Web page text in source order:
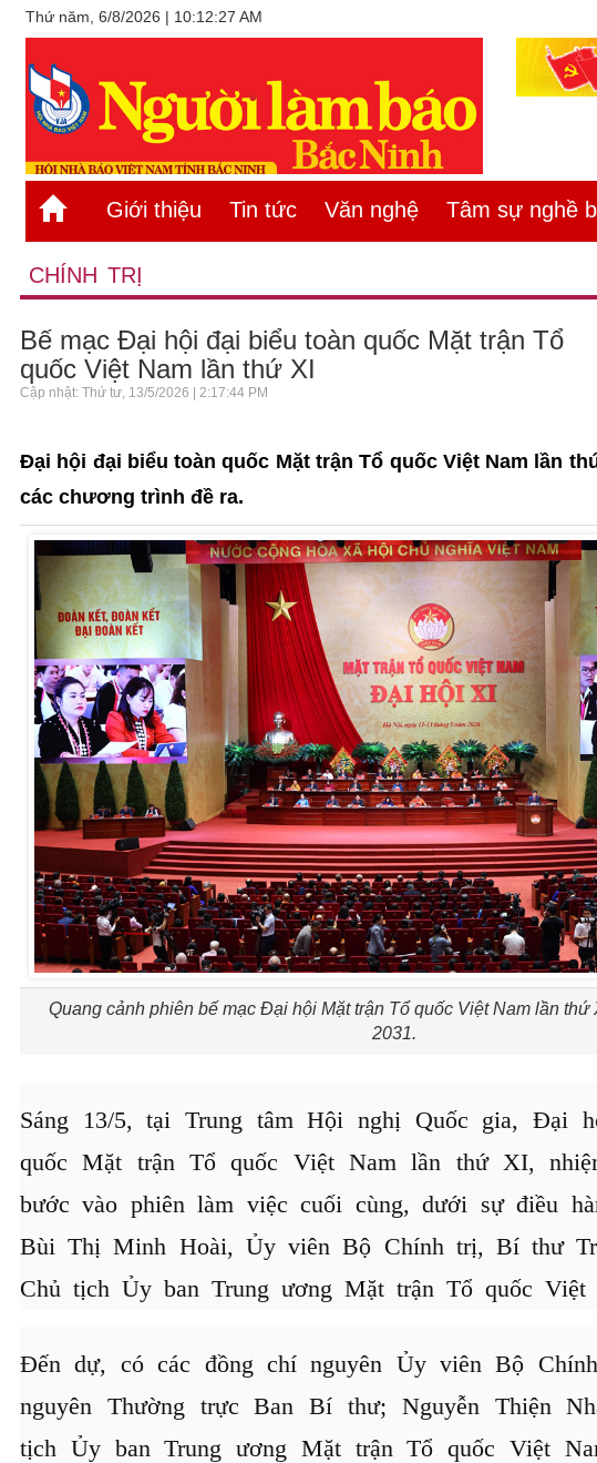
Thứ năm, 6/8/2026 | 10:12:27 AM
Giới thiệu Tin tức Văn nghệ Tâm sự nghề
CHÍNH TRỊ
Bế mạc Đại hội đại biểu toàn quốc Mặt trận Tổ
quốc Việt Nam lần thứ XI
Cập nhật: Thứ tư, 13/5/2026 | 2:17:44 PM
Đại hội đại biểu toàn quốc Mặt trận Tổ quốc Việt Nam lần
các chương trình đề ra.
Quang cảnh phiên bế mạc Đại hội Mặt trận Tổ quốc Việt Nam lần thứ
2031.
Sáng 13/5, tại Trung tâm Hội nghị Quốc gia, Đại
quốc Mặt trận Tổ quốc Việt Nam lần thứ XI,
bước vào phiên làm việc cuối cùng, dưới sự điều
Bùi Thị Minh Hoài, Ủy viên Bộ Chính trị, Bí thư
Chủ tịch Ủy ban Trung ương Mặt trận Tổ quốc Việt
Đến dự, có các đồng chí nguyên Ủy viên Bộ
nguyên Thường trực Ban Bí thư; Nguyễn Thiện
tịch Ủy ban Trung ương Mặt trận Tổ quốc Việt